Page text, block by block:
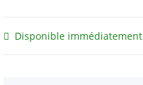
Disponible immédiatement